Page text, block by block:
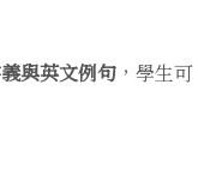
與英文例句 ，學生可